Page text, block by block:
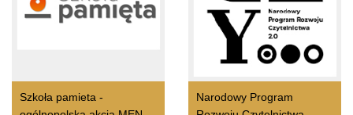
Szkoła pamieta -
Narodowy Program